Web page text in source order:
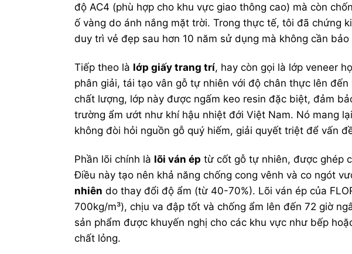
độ AC4 (phù hợp cho khu vực giao thông cao) mà còn
ố vàng do ánh nắng mặt trời. Trong thực tế, tôi đã chứng
duy trì vẻ đẹp sau hơn 10 năm sử dụng mà không cần
Tiếp theo là lớp giấy trang trí, hay còn gọi là lớp veneer
phân giải, tái tạo vân gỗ tự nhiên với độ chân thực lên
chất lượng, lớp này được ngấm keo resin đặc biệt, đảm
trường ẩm ướt như khí hậu nhiệt đới Việt Nam. Nó mang
không đòi hỏi nguồn gỗ quý hiếm, giải quyết triệt để vấn
Phần lõi chính là lõi ván ép từ cốt gỗ tự nhiên, được ghép
Điều này tạo nên khả năng chống cong vênh và co ngót
nhiên do thay đổi độ ẩm (từ 40-70%). Lõi ván ép của
700kg/m³), chịu va đập tốt và chống ẩm lên đến 72 giờ
sản phẩm được khuyến nghị cho các khu vực như bếp
chất lỏng.